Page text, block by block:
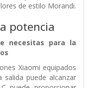
de estilo Morandi.
potencia
necesitas para la
Xiaomi equipados
salida puede alcanzar